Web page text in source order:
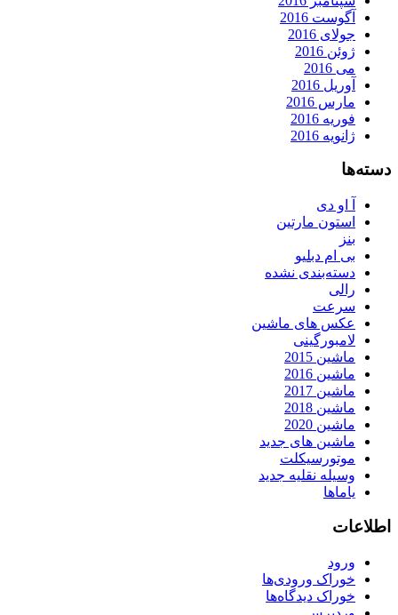
آگوست 2016
جولای 2016
ژوئن 2016
می 2016
آوریل 2016
مارس 2016
فوریه 2016
ژانویه 2016
دسته‌ها
آ او دی
استون مارتین
بنز
بی ام دبلیو
دسته‌بندی نشده
رالی
سرعت
عکس های ماشین
لامبورگینی
ماشین 2015
ماشین 2016
ماشین 2017
ماشین 2018
ماشین 2020
ماشین های جدید
موتورسیکلت
وسیله نقلیه جدید
یاماها
اطلاعات
ورود
خوراک ورودی‌ها
خوراک دیدگاه‌ها